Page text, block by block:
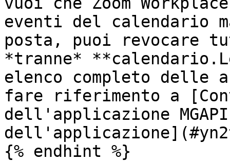
eventi del calendario
posta, puoi revocare
*tranne*
elenco completo
fare riferimento a
dell'applicazione
{% endhint %}